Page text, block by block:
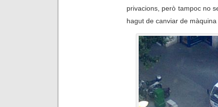
privacions, però tampoc no
hagut de canviar de